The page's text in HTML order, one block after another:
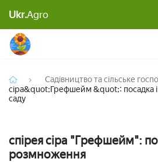
Ukr.Agroдогляд за рослиною в саду
Садівництво та сільське
сіра&quot;Грефшейм &quot;: посадка
саду
спірея сіра "Грефшейм":
розмноження